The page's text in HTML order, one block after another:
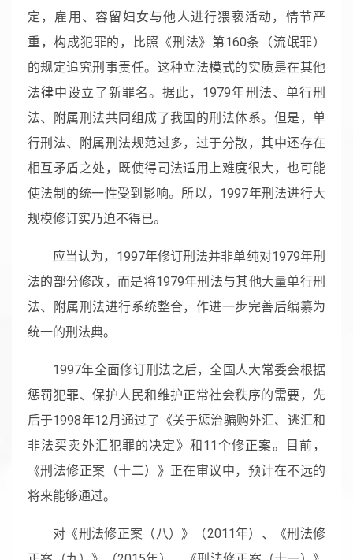
定，雇用、容留妇女与他人进行猥亵活动，情节严
重，构成犯罪的，比照《刑法》第160条（流氓罪）
的规定追究刑事责任。这种立法模式的实质是在其他
法律中设立了新罪名。据此，1979年刑法、单行刑
法、附属刑法共同组成了我国的刑法体系。但是，单
行刑法、附属刑法规范过多，过于分散，其中还存在
相互矛盾之处，既使得司法适用上难度很大，也可能
使法制的统一性受到影响。所以，1997年刑法进行大
规模修订实乃迫不得已。
应当认为，1997年修订刑法并非单纯对1979年刑
法的部分修改，而是将1979年刑法与其他大量单行刑
法、附属刑法进行系统整合，作进一步完善后编纂为
统一的刑法典。
1997年全面修订刑法之后，全国人大常委会根据
惩罚犯罪、保护人民和维护正常社会秩序的需要，先
后于1998年12月通过了《关于惩治骗购外汇、逃汇和
非法买卖外汇犯罪的决定》和11个修正案。目前，
《刑法修正案（十二）》正在审议中，预计在不远的
将来能够通过。
对《刑法修正案（八）》（2011年）、《刑法修